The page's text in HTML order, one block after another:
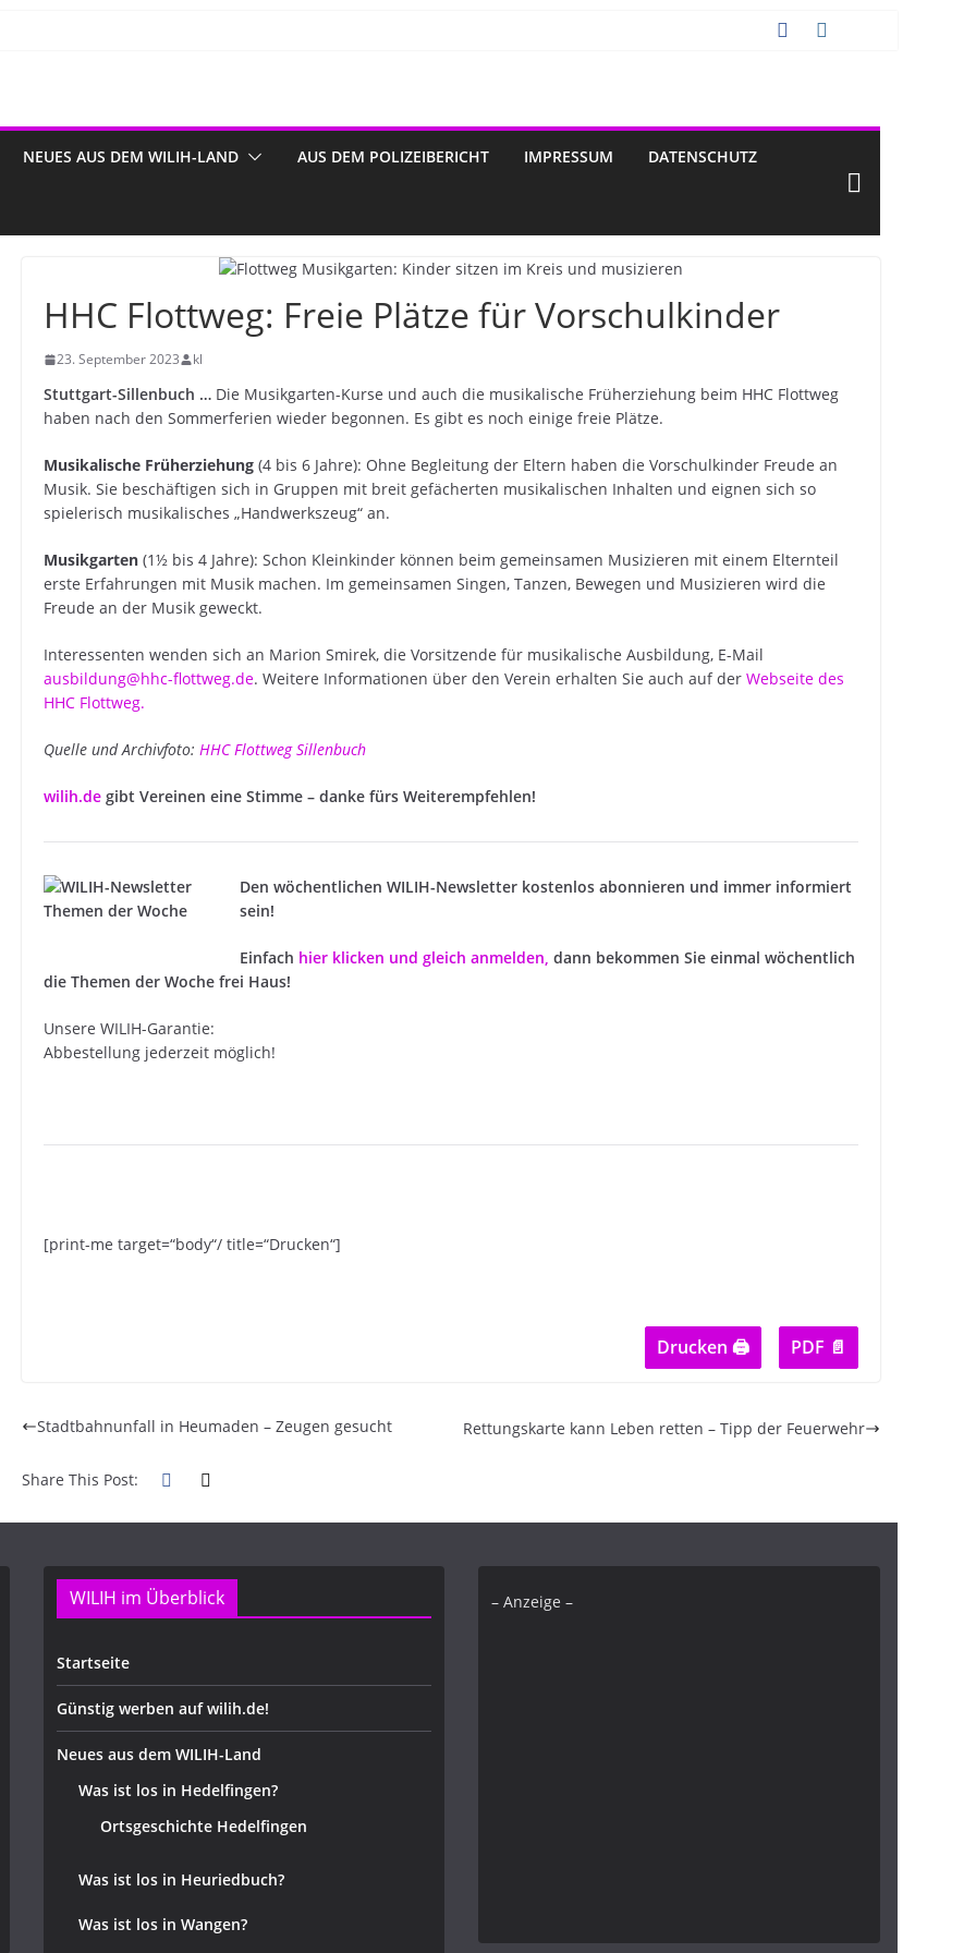
NEUES AUS DEM WILIH-LAND AUS DEM POLIZEIBERICHT IMPRESSUM DATENSCHUTZ
HHC Flottweg: Freie Plätze für Vorschulkinder
23. September 2023 kl
Stuttgart-Sillenbuch … Die Musikgarten-Kurse und auch die musikalische Früherziehung beim HHC Flottweg
haben nach den Sommerferien wieder begonnen. Es gibt es noch einige freie Plätze.
Musikalische Früherziehung (4 bis 6 Jahre): Ohne Begleitung der Eltern haben die Vorschulkinder Freude an
Musik. Sie beschäftigen sich in Gruppen mit breit gefächerten musikalischen Inhalten und eignen sich so
spielerisch musikalisches „Handwerkszeug“ an.
Musikgarten (1½ bis 4 Jahre): Schon Kleinkinder können beim gemeinsamen Musizieren mit einem Elternteil
erste Erfahrungen mit Musik machen. Im gemeinsamen Singen, Tanzen, Bewegen und Musizieren wird die
Freude an der Musik geweckt.
Interessenten wenden sich an Marion Smirek, die Vorsitzende für musikalische Ausbildung, E-Mail
ausbildung@hhc-flottweg.de. Weitere Informationen über den Verein erhalten Sie auch auf derWebseite des
HHC Flottweg.
Quelle und Archivfoto:HHC Flottweg Sillenbuch
wilih.de gibt Vereinen eine Stimme – danke fürs Weiterempfehlen!
Den wöchentlichen WILIH-Newsletter kostenlos abonnieren und immer informiert
sein!
Einfach hier klicken und gleich anmelden, dann bekommen Sie einmal wöchentlich
die Themen der Woche frei Haus!
Unsere WILIH-Garantie:
Abbestellung jederzeit möglich!
[print-me target=“body“/ title=“Drucken“]
Drucken 🖨 PDF 📄
Stadtbahnunfall in Heumaden – Zeugen gesucht Rettungskarte kann Leben retten – Tipp der Feuerwehr
Share This Post:
WILIH im Überblick
Startseite
Günstig werben auf wilih.de!
Neues aus dem WILIH-Land
Was ist los in Hedelfingen?
Ortsgeschichte Hedelfingen
Was ist los in Heuriedbuch?
Was ist los in Wangen?
– Anzeige –